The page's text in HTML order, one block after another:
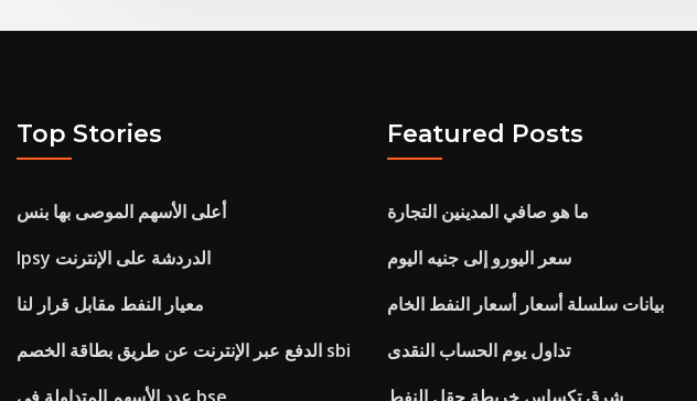
Top Stories
أعلى الأسهم الموصى بها بنس
Ipsy الدردشة على الإنترنت
معيار النفط مقابل قرار لنا
الدفع عبر الإنترنت عن طريق بطاقة الخصم sbi
Featured Posts
ما هو صافي المدينين التجارة
سعر اليورو إلى جنيه اليوم
بيانات سلسلة أسعار أسعار النفط الخام
تداول يوم الحساب النقدى